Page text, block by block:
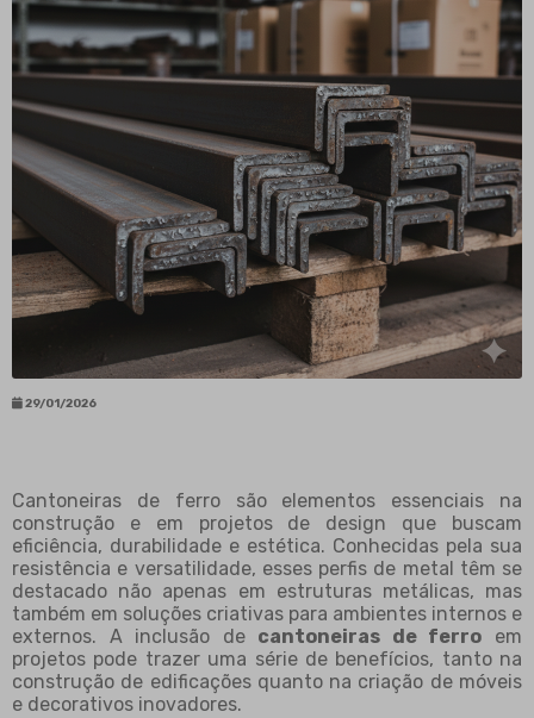
29/01/2026
Cantoneiras de ferro são elementos essenciais na
construção e em projetos de design que buscam
eficiência, durabilidade e estética. Conhecidas pela sua
resistência e versatilidade, esses perfis de metal têm se
destacado não apenas em estruturas metálicas, mas
também em soluções criativas para ambientes internos e
externos. A inclusão de cantoneiras de ferro em
projetos pode trazer uma série de benefícios, tanto na
construção de edificações quanto na criação de móveis
e decorativos inovadores.